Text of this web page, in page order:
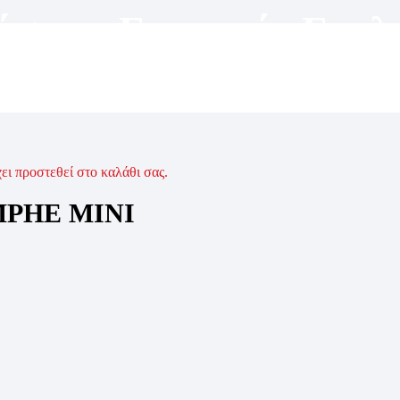
προστεθεί στο καλάθι σας.
MINI